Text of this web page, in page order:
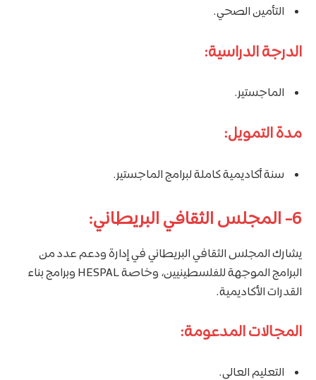
التأمين الصحي.
الدرجة الدراسية:
الماجستير.
مدة التمويل:
سنة أكاديمية كاملة لبرامج الماجستير.
6- المجلس الثقافي البريطاني:
يشارك المجلس الثقافي البريطاني في إدارة ودعم عدد من
البرامج الموجهة للفلسطينيين، وخاصة HESPAL وبرامج بناء
القدرات الأكاديمية.
المجالات المدعومة:
التعليم العالي.